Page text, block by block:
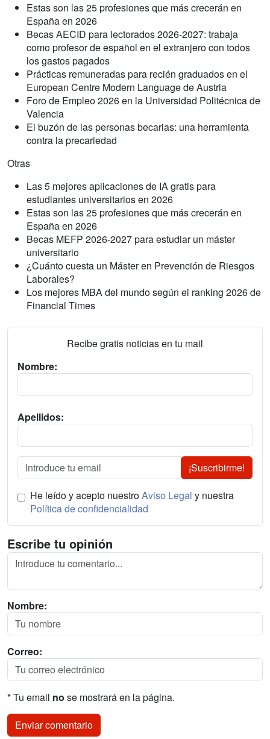
Estas son las 25 profesiones que más crecerán en
España en 2026
Becas AECID para lectorados 2026-2027: trabaja
como profesor de español en el extranjero con todos
los gastos pagados
Prácticas remuneradas para recién graduados en el
European Centre Modern Language de Austria
Foro de Empleo 2026 en la Universidad Politécnica de
Valencia
El buzón de las personas becarias: una herramienta
contra la precariedad
Otras
Las 5 mejores aplicaciones de IA gratis para
estudiantes universitarios en 2026
Estas son las 25 profesiones que más crecerán en
España en 2026
Becas MEFP 2026-2027 para estudiar un máster
universitario
¿Cuánto cuesta un Máster en Prevención de Riesgos
Laborales?
Los mejores MBA del mundo según el ranking 2026 de
Financial Times
Recibe gratis noticias en tu mail
Nombre:
Apellidos:
¡Suscribirme!
He leído y acepto nuestroAviso Legal y nuestra
Política de confidencialidad
Escribe tu opinión
Nombre:
Correo:
* Tu email no se mostrará en la página.